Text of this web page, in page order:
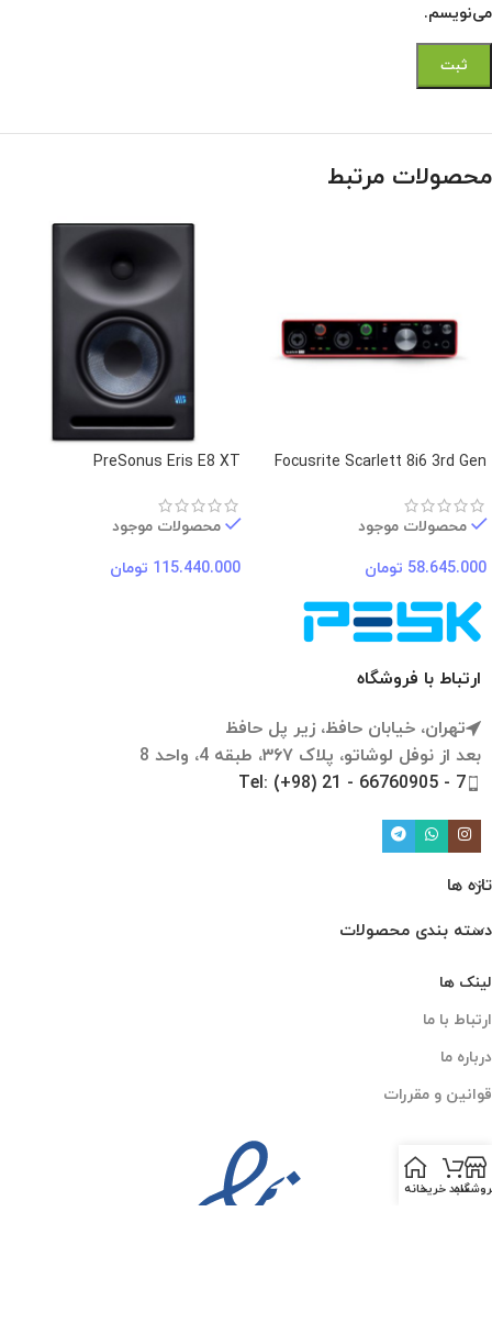
می‌نویسم.
محصولات مرتبط
Focusrite Scarlett 8i6 3rd Gen
محصولات موجود
58.645.000 تومان
PreSonus Eris E8 XT
محصولات موجود
115.440.000 تومان
ارتباط با فروشگاه
تهران، خیابان حافظ، زیر پل حافظ
بعد از نوفل لوشاتو، پلاک ۳۶۷، طبقه 4، واحد 8
Tel: (+98) 21 - 66760905 - 7
تازه ها
دسته بندی محصولات
لینک ها
ارتباط با ما
درباره ما
قوانین و مقررات
سبد خریدخانه